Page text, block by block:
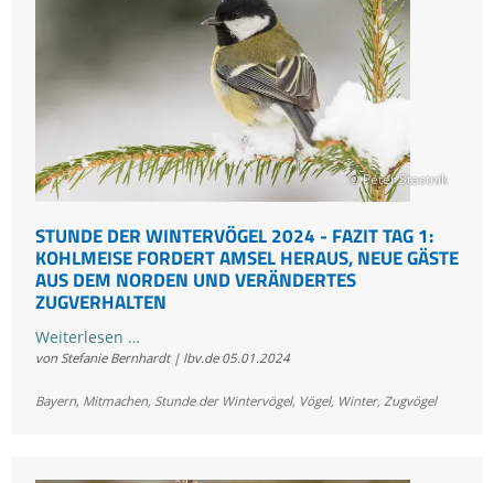
Sommergoldhähnchen
Winter
in
Bayerns
Gärten
© Peter Stastnik
STUNDE DER WINTERVÖGEL 2024 - FAZIT TAG 1:
KOHLMEISE FORDERT AMSEL HERAUS, NEUE GÄSTE
AUS DEM NORDEN UND VERÄNDERTES
ZUGVERHALTEN
Weiterlesen …Stunde
der
von Stefanie Bernhardt | lbv.de 05.01.2024
Bayern, Mitmachen, Stunde der Wintervögel, Vögel, Winter, Zugvögel